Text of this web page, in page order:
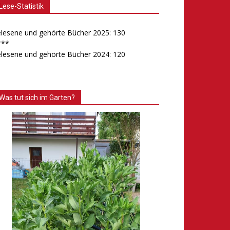
Lese-Statistik
und gehörte Bücher 2025: 130
und gehörte Bücher 2024: 120
tut sich im Garten?